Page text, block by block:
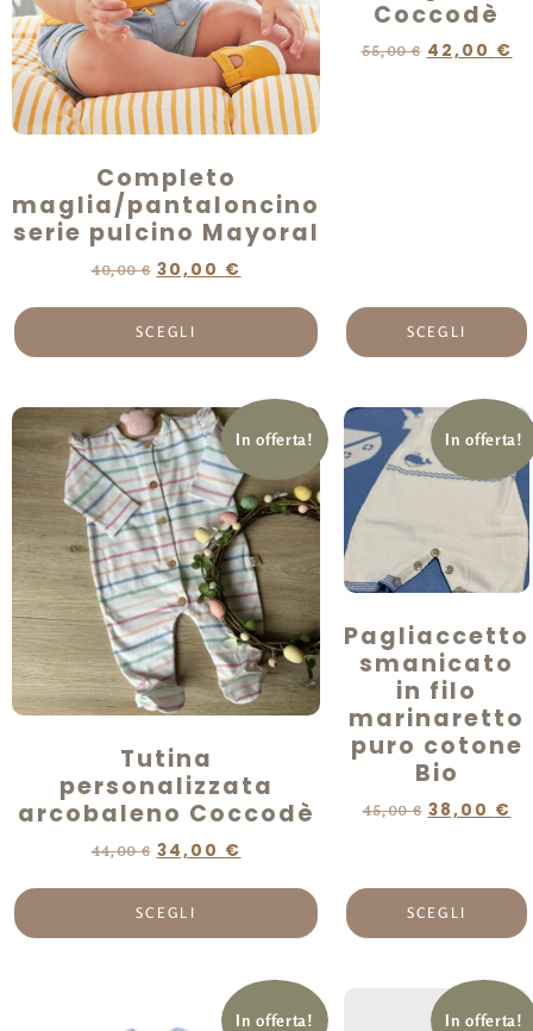
Completo
maglia/pantaloncino
serie pulcino Mayoral
40,00€ 30,00 €
SCEGLI
Coccodè
55,00€ 42,00 €
SCEGLI
In offerta!
Tutina
personalizzata
arcobaleno Coccodè
44,00€ 34,00 €
SCEGLI
In offerta!
Pagliaccetto
smanicato
in filo
marinaretto
puro cotone
Bio
45,00€ 38,00 €
SCEGLI
In offerta! In offerta!